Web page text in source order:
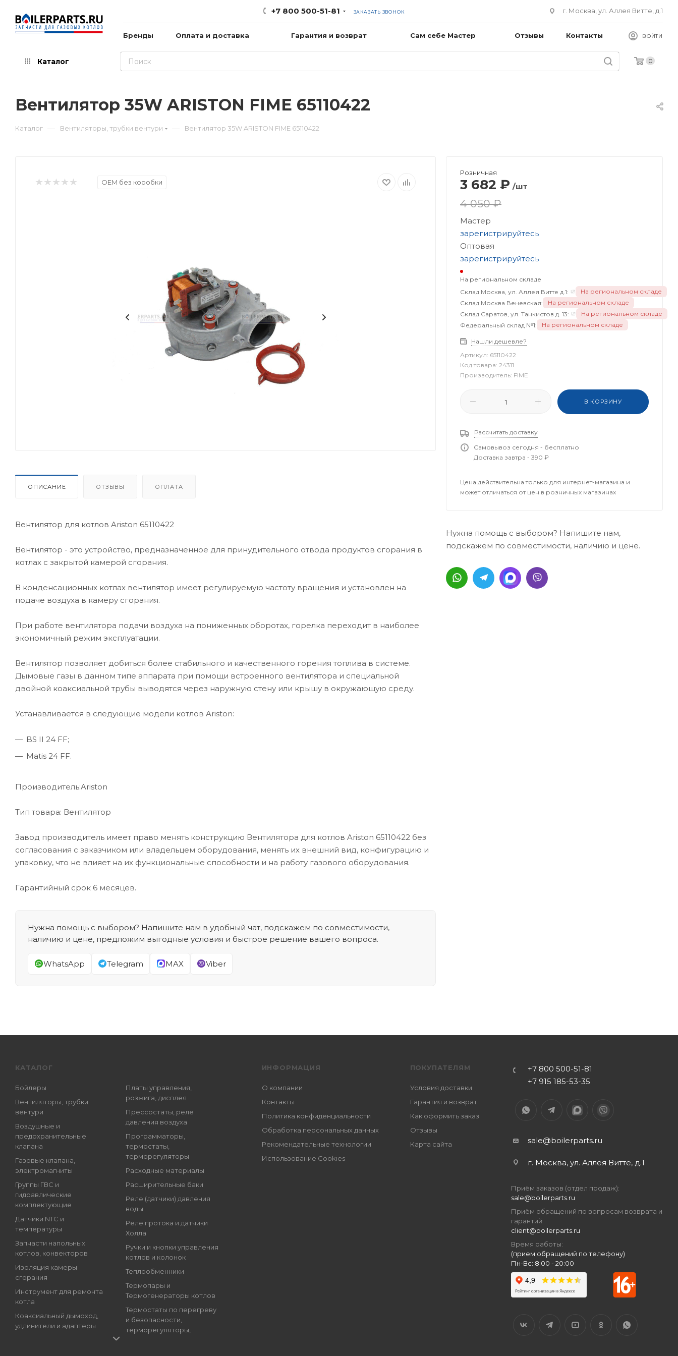
+7 800 500-51-81 ЗАКАЗАТЬ ЗВОНОК г. Москва, ул. Аллея Витте, д.1
Бренды Оплата и доставка Гарантия и возврат Сам себе Мастер Отзывы Контакты ВОЙТИ
Каталог 0
Вентилятор 35W ARISTON FIME 65110422
Каталог — Вентиляторы, трубки вентури — Вентилятор 35W ARISTON FIME 65110422
OEM без коробки
ОПИСАНИЕ ОТЗЫВЫ ОПЛАТА
Вентилятор для котлов Ariston 65110422
Вентилятор - это устройство, предназначенное для принудительного отвода продуктов сгорания в
котлах с закрытой камерой сгорания.
В конденсационных котлах вентилятор имеет регулируемую частоту вращения и установлен на
подаче воздуха в камеру сгорания.
При работе вентилятора подачи воздуха на пониженных оборотах, горелка переходит в наиболее
экономичный режим эксплуатации.
Вентилятор позволяет добиться более стабильного и качественного горения топлива в системе.
Дымовые газы в данном типе аппарата при помощи встроенного вентилятора и специальной
двойной коаксиальной трубы выводятся через наружную стену или крышу в окружающую среду.
Устанавливается в следующие модели котлов Ariston:
BS II 24 FF;
Matis 24 FF.
Производитель:Ariston
Тип товара: Вентилятор
Завод производитель имеет право менять конструкцию Вентилятора для котлов Ariston 65110422 без
согласования с заказчиком или владельцем оборудования, менять их внешний вид, конфигурацию и
упаковку, что не влияет на их функциональные способности и на работу газового оборудования.
Гарантийный срок 6 месяцев.
Нужна помощь с выбором? Напишите нам в удобный чат, подскажем по совместимости,
наличию и цене, предложим выгодные условия и быстрое решение вашего вопроса.
WhatsApp Telegram MAX Viber
Розничная
3 682 ₽ /шт
4 050 ₽
Мастер
зарегистрируйтесь
Оптовая
зарегистрируйтесь
На региональном складе
Склад Москва, ул. Аллея Витте д.1:
На региональном складе
Склад Москва Веневская:
На региональном складе
Склад Саратов, ул. Танкистов д. 13:
На региональном складе
Федеральный склад №1:
На региональном складе
Нашли дешевле?
Артикул: 65110422
Код товара: 24311
Производитель: FIME
В КОРЗИНУ
Рассчитать доставку
Самовывоз сегодня - бесплатно
Доставка завтра - 390 ₽
Цена действительна только для интернет-магазина и
может отличаться от цен в розничных магазинах
Нужна помощь с выбором? Напишите нам,
подскажем по совместимости, наличию и цене.
КАТАЛОГ
Бойлеры
Вентиляторы, трубки
вентури
Воздушные и
предохранительные
клапана
Газовые клапана,
электромагниты
Группы ГВС и
гидравлические
комплектующие
Датчики NTC и
температуры
Запчасти напольных
котлов, конвекторов
Изоляция камеры
сгорания
Инструмент для ремонта
котла
Коаксиальный дымоход,
удлинители и адаптеры
Платы управления,
розжига, дисплея
Прессостаты, реле
давления воздуха
Программаторы,
термостаты,
терморегуляторы
Расходные материалы
Расширительные баки
Реле (датчики) давления
воды
Реле протока и датчики
Холла
Ручки и кнопки управления
котлов и колонок
Теплообменники
Термопары и
Термогенераторы котлов
Термостаты по перегреву
и безопасности,
терморегуляторы,
ИНФОРМАЦИЯ
О компании
Контакты
Политика конфиденциальности
Обработка персональных данных
Рекомендательные технологии
Использование Cookies
ПОКУПАТЕЛЯМ
Условия доставки
Гарантия и возврат
Как оформить заказ
Отзывы
Карта сайта
+7 800 500-51-81
+7 915 185-53-35
sale@boilerparts.ru
г. Москва, ул. Аллея Витте, д.1
Приём заказов (отдел продаж):
sale@boilerparts.ru
Приём обращений по вопросам возврата и
гарантий:
client@boilerparts.ru
Время работы:
(прием обращений по телефону)
Пн-Вс: 8:00 - 20:00